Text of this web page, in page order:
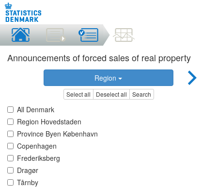
Announcements of forced sales of real property
Region
Select all Deselect all Search
All Denmark
Region Hovedstaden
Province Byen København
Copenhagen
Frederiksberg
Dragør
Tårnby